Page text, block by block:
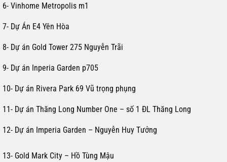
6- Vinhome Metropolis m1
7- Dự Án E4 Yên Hòa
8- Dự án Gold Tower 275 Nguyễn Trãi
9- Dự án Inperia Garden p705
10- Dự án Rivera Park 69 Vũ trọng phụng
11- Dự án Thăng Long Number One – số 1 ĐL Thăng Long
12- Dự án Imperia Garden – Nguyễn Huy Tưởng
13- Gold Mark City – Hồ Tùng Mậu